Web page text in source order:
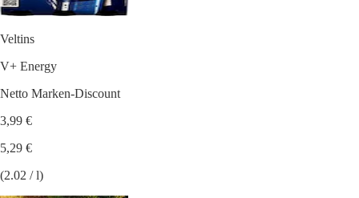
Veltins
V+ Energy
Netto Marken-Discount
3,99 €
5,29 €
(2.02 / l)